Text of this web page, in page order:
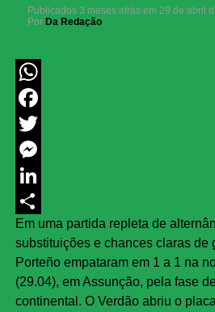
Publicados 3 meses atrás em 29 de abril
Por Da Redação
WhatsApp
Facebook
Twitter
Messenger
LinkedIn
Share
Em uma partida repleta de
substituições e chances claras de
Porteño empataram em 1 a 1 na
(29.04), em Assunção, pela fase
continental. O Verdão abriu o